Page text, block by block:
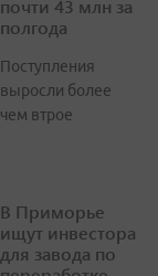
почти 43 млн за
полгода
Поступления
выросли более
чем втрое
В Приморье
ищут инвестора
для завода по